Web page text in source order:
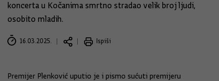
koncerta u Kočanima smrtno stradao velik broj ljudi,
osobito mladih.
16.03.2025. Ispiši
Premijer Plenković uputio je i pismo sućuti premijeru